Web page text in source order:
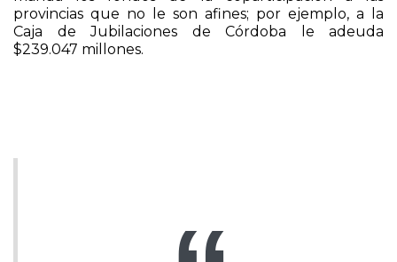
Siguiendo con la herencia: el gobierno nacional no
manda los fondos de la coparticipación a las
provincias que no le son afines; por ejemplo, a la
Caja de Jubilaciones de Córdoba le adeuda